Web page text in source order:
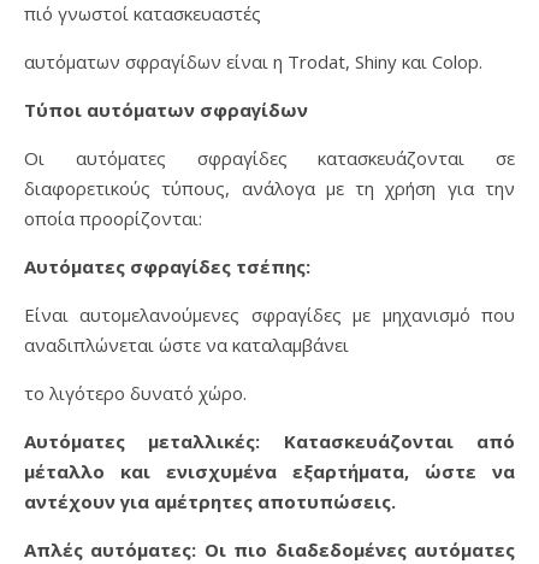
πιό γνωστοί κατασκευαστές
αυτόματων σφραγίδων είναι η Trodat, Shiny και Colop.
Τύποι αυτόματων σφραγίδων
Οι αυτόματες σφραγίδες κατασκευάζονται σε
διαφορετικούς τύπους, ανάλογα με τη χρήση για την
οποία προορίζονται:
Αυτόματες σφραγίδες τσέπης:
Είναι αυτομελανούμενες σφραγίδες με μηχανισμό που
αναδιπλώνεται ώστε να καταλαμβάνει
το λιγότερο δυνατό χώρο.
Αυτόματες μεταλλικές: Κατασκευάζονται από
μέταλλο και ενισχυμένα εξαρτήματα, ώστε να
αντέχουν για αμέτρητες αποτυπώσεις.
Απλές αυτόματες: Οι πιο διαδεδομένες αυτόματες